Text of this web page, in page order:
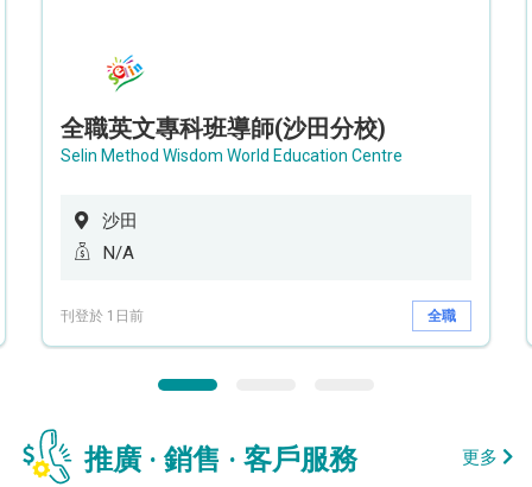
全職英文專科班導師(沙田分校)
Selin Method Wisdom World Education Centre
沙田
N/A
刊登於 1日前 全職
推廣 · 銷售 · 客戶服務 更多